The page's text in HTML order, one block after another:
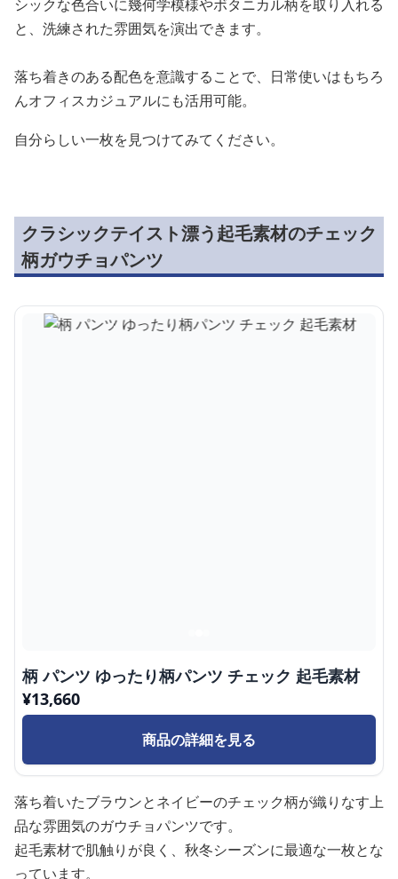
シックな色合いに幾何学模様やボタニカル柄を取り入れる
と、洗練された雰囲気を演出できます。
落ち着きのある配色を意識することで、日常使いはもちろ
んオフィスカジュアルにも活用可能。
自分らしい一枚を見つけてみてください。
クラシックテイスト漂う起毛素材のチェック
柄ガウチョパンツ
柄 パンツ ゆったり柄パンツ チェック 起毛素材
¥13,660
商品の詳細を見る
落ち着いたブラウンとネイビーのチェック柄が織りなす上
品な雰囲気のガウチョパンツです。
起毛素材で肌触りが良く、秋冬シーズンに最適な一枚とな
っています。